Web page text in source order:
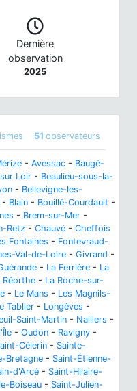
Dernière
observation
2025
51 observateurs
- Avessac - Baugé-
Loir - Beaulieu-sous-la-
- Bellevigne-les-
- Blain - Bouillé-Courdault -
- Brem-sur-Mer -
Retz - Chauvé - Cheffois
Fontaines - Fontevraud-
Val-de-Loire - Givrand -
- La Ferrière - La
Réorthe - La Roche-sur-
- Le Mans - Les Magnils-
Tablier - Longèves -
Saint-Martin - Nalliers -
- Oudon - Ravigny -
Célerin - Sainte-
Bretagne - Saint-Étienne-
d'Arcé - Saint-Hilaire-
Boiseau - Saint-Julien-